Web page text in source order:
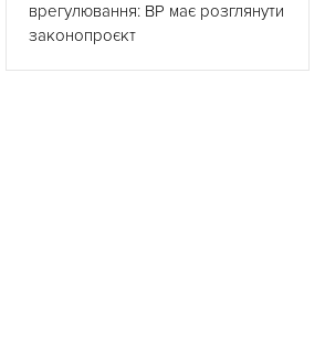
врегулювання: ВР має розглянути
законопроєкт